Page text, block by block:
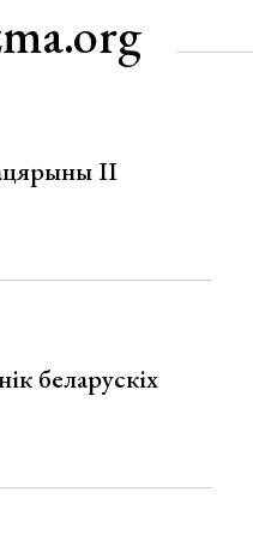
ІІ
беларускіх